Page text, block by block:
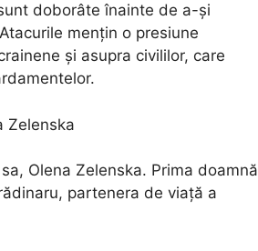
doborâte înainte de a-și
mențin o presiune
și asupra civililor, care
Zelenska
Olena Zelenska. Prima doamnă
partenera de viață a